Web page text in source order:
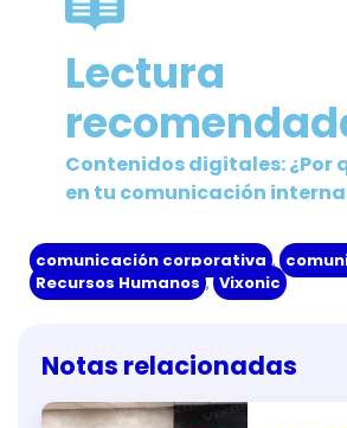
Lectura
Contenidos digitales: ¿Por
en tu comunicación
comunicación corporativa ,
Recursos Humanos , Vixonic
Notas relacionadas